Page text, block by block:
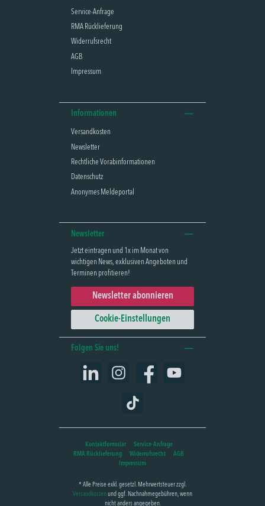
Service-Anfrage
RMA Rücklieferung
Widerrufsrecht
AGB
Impressum
Informationen
Versandkosten
Newsletter
Rechtliche Vorabinformationen
Datenschutz
Anonymes Meldeportal
Newsletter
Jetzt eintragen und 1x im Monat von
wichtigen News, exklusiven Angeboten und
Terminen profitieren!
Newsletter abonnieren
Cookie-Einstellungen
Folgen Sie uns!
Instagram Facebook YouTube
TikTok
Kontaktformular
Service-Anfrage
RMA Rücklieferung
Widerrufsrecht
AGB
Impressum
* Alle Preise exkl. gesetzl. Mehrwertsteuer zzgl.
Versandkostenund ggf. Nachnahmegebühren, wenn
nicht anders angegeben.